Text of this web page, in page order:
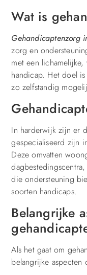
Wat is
Gehandicaptenzorg
zorg en
met een
handicap. Het doel
zo zelfstandig
In harderwijk zijn er
gespecialiseerd zijn
Deze omvatten
die ondersteuning
soorten handicaps.
Belangrijke
Als het gaat om
belangrijke aspecten